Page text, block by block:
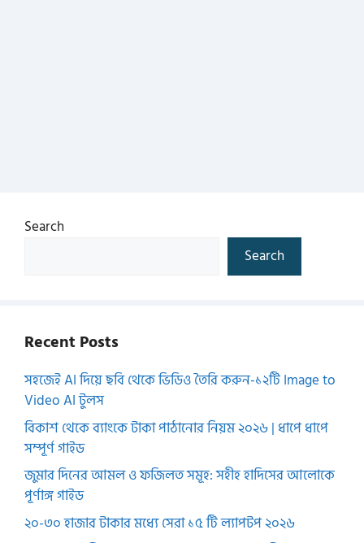
Search
Search
Recent Posts
সহজেই AI দিয়ে ছবি থেকে ভিডিও তৈরি করুন-১২টি Image to
Video AI টুলস
বিকাশ থেকে ব্যাংকে টাকা পাঠানোর নিয়ম ২০২৬ | ধাপে ধাপে
সম্পূর্ণ গাইড
জুমার দিনের আমল ও ফজিলত সমূহ: সহীহ হাদিসের আলোকে
পূর্ণাঙ্গ গাইড
২০-৩০ হাজার টাকার মধ্যে সেরা ১৫ টি ল্যাপটপ ২০২৬